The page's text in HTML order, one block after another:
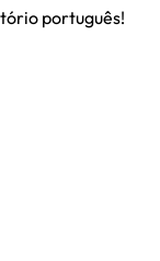
português!